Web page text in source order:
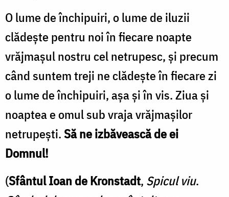
O lume de închipuiri, o lume de iluzii
clădește pentru noi în fiecare noapte
vrăjmașul nostru cel netrupesc, și precum
când suntem treji ne clădește în fiecare zi
o lume de închipuiri, așa și în vis. Ziua și
noaptea e omul sub vraja vrăjmașilor
netrupești.Să ne izbăvească de ei
Domnul!
(Sfântul Ioan de Kronstadt, Spicul viu.